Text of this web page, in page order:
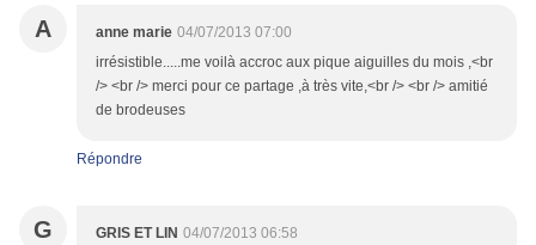
A anne marie 04/07/2013 07:00
irrésistible.....me voilà accroc aux pique aiguilles du mois ,<br
/> <br /> merci pour ce partage ,à très vite,<br /> <br /> amitié
de brodeuses
Répondre
G GRIS ET LIN 04/07/2013 06:58